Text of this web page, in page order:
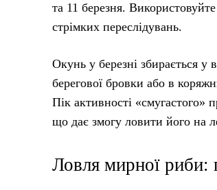
та 11 березня.
стрімких переслідувань.
Окунь у березні збирається у
берегової бровки або в
Пік активності «смугастого»
що дає змогу ловити його на
Ловля мирної риби: